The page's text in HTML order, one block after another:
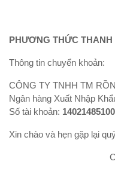
PHƯƠNG THỨC THANH
Thông tin chuyển khoản:
CÔNG TY TNHH TM
Ngân hàng Xuất Nhập
Số tài khoản:
Xin chào và hẹn gặp lại